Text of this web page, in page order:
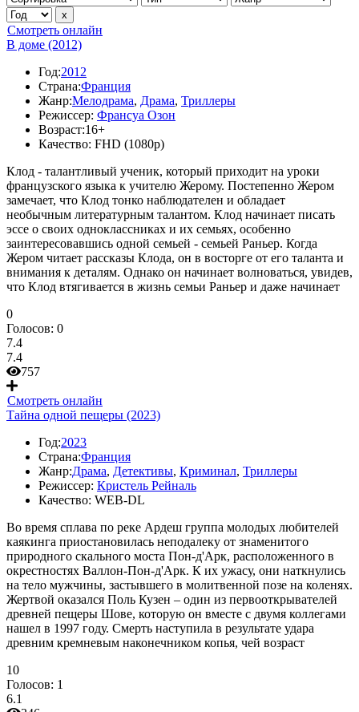
Смотреть онлайн
В доме (2012)
Год:2012
Страна:Франция
Жанр:Мелодрама, Драма, Триллеры
Режиссер: Франсуа Озон
Возраст:16+
Качество: FHD (1080p)
Клод - талантливый ученик, который приходит на уроки
французского языка к учителю Жерому. Постепенно Жером
замечает, что Клод тонко наблюдателен и обладает
необычным литературным талантом. Клод начинает писать
эссе о своих одноклассниках и их семьях, особенно
заинтересовавшись одной семьей - семьей Раньер. Когда
Жером читает рассказы Клода, он в восторге от его таланта и
внимания к деталям. Однако он начинает волноваться, увидев,
что Клод втягивается в жизнь семьи Раньер и даже начинает
0
Голосов: 0
7.4
7.4
757
Смотреть онлайн
Тайна одной пещеры (2023)
Год:2023
Страна:Франция
Жанр:Драма, Детективы, Криминал, Триллеры
Режиссер: Кристель Рейналь
Качество: WEB-DL
Во время сплава по реке Ардеш группа молодых любителей
каякинга приостановилась неподалеку от знаменитого
природного скального моста Пон-д'Арк, расположенного в
окрестностях Валлон-Пон-д'Арк. К их ужасу, они наткнулись
на тело мужчины, застывшего в молитвенной позе на коленях.
Жертвой оказался Поль Кузен – один из первооткрывателей
древней пещеры Шове, которую он вместе с двумя коллегами
нашел в 1997 году. Смерть наступила в результате удара
древним кремневым наконечником копья, чей возраст
10
Голосов: 1
6.1